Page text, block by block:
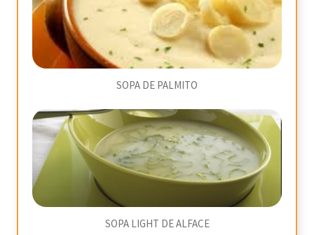
SOPA DE PALMITO
SOPA LIGHT DE ALFACE